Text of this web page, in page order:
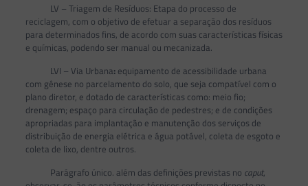
LV – Triagem de Resíduos: Etapa do processo de
reciclagem, com o objetivo de efetuar a separação dos resíduos
para determinados fins, de acordo com suas características físicas
e químicas, podendo ser manual ou mecanizada.
LVI – Via Urbana:equipamento de acessibilidade urbana
com gênese no parcelamento do solo, que seja compatível com o
plano diretor, e dotado de características como: meio fio;
drenagem; espaço para circulação de pedestres; e de condições
apropriadas para implantação e manutenção dos serviços de
distribuição de energia elétrica e água potável, coleta de esgoto e
coleta de lixo, dentre outros.
Parágrafo único. além das definições previstas no caput,